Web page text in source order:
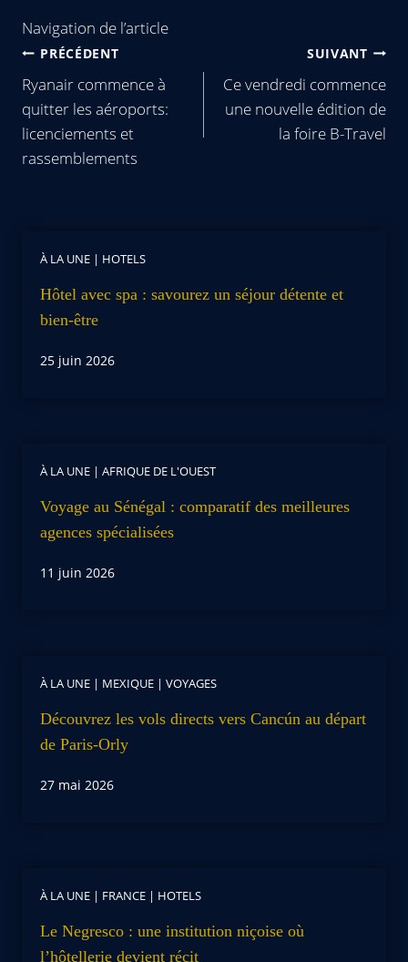
Navigation de l’article
PRÉCÉDENT
Ryanair commence à
quitter les aéroports:
licenciements et
rassemblements
SUIVANT
Ce vendredi commence
une nouvelle édition de
la foire B-Travel
À LA UNE | HOTELS
Hôtel avec spa : savourez un séjour détente et
bien-être
25 juin 2026
À LA UNE | AFRIQUE DE L'OUEST
Voyage au Sénégal : comparatif des meilleures
agences spécialisées
11 juin 2026
À LA UNE | MEXIQUE | VOYAGES
Découvrez les vols directs vers Cancún au départ
de Paris-Orly
27 mai 2026
À LA UNE | FRANCE | HOTELS
Le Negresco : une institution niçoise où
l’hôtellerie devient récit